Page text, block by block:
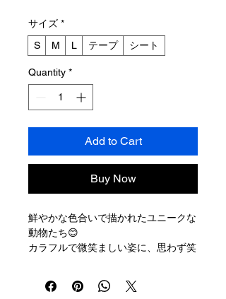
サイズ *
S
M L テープ シート
Quantity *
Add to Cart
Buy Now
鮮やかな色合いで描かれたユニークな
動物たち😊
カラフルで微笑ましい姿に、思わず笑
ープが誕生しました。 沖縄県で活動